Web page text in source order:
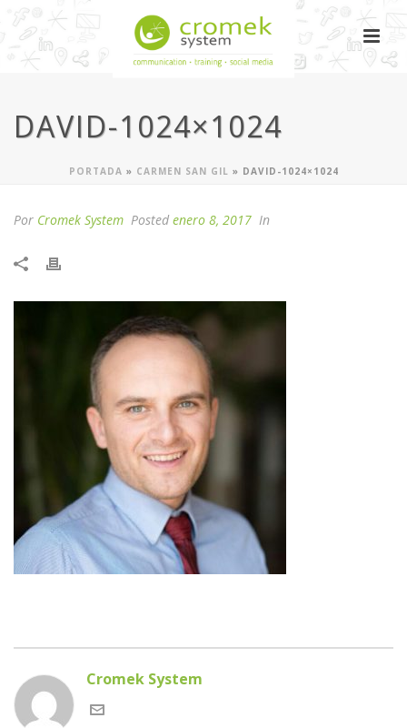
DAVID-1024×1024
PORTADA » CARMEN SAN GIL » DAVID-1024×1024
Por Cromek System Posted enero 8, 2017 In
Cromek System